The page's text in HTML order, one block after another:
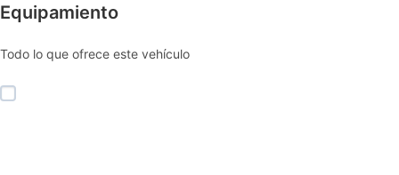
Equipamiento
Todo lo que ofrece este vehículo